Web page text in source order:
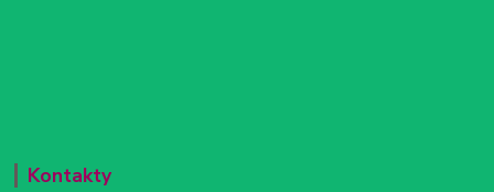
Kontakty